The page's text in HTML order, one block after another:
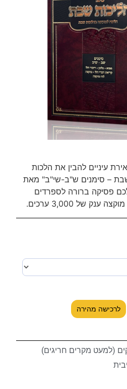
עיניים להבין את הלכות
– סימנים ש"ב-שי"ב" מאת
פסיקה ברורה לספרדים
של 3,000 ערכים.
לרכישה מהירה